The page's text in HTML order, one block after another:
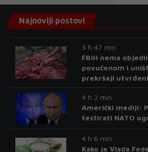
Najnoviji postovi
3 h 47 min
FBiH nema
povučenom i
prekršaji
4 h 2 min
Američki mediji:
testirati NATO
4 h 6 min
Kako je Vlada